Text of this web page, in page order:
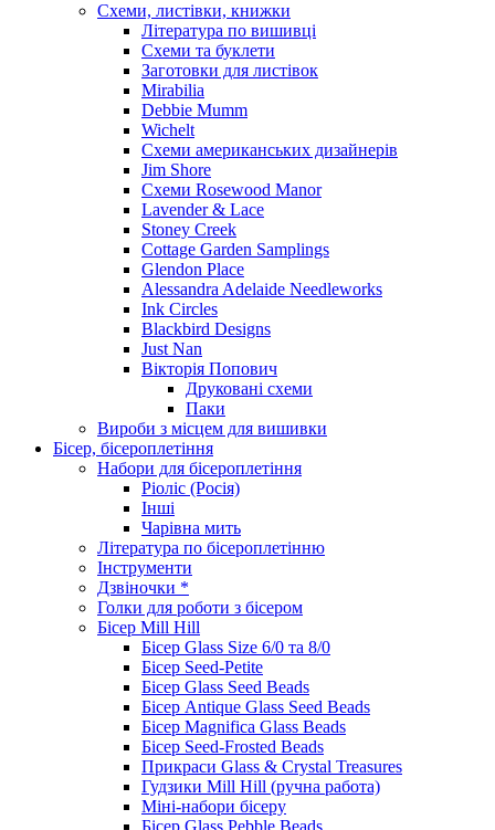
Схеми, листівки, книжки
Література по вишивці
Схеми та буклети
Заготовки для листівок
Mirabilia
Debbie Mumm
Wichelt
Схеми американських дизайнерів
Jim Shore
Cхеми Rosewood Manor
Lavender & Lace
Stoney Creek
Cottage Garden Samplings
Glendon Place
Alessandra Adelaide Needleworks
Ink Circles
Blackbird Designs
Just Nan
Вікторія Попович
Друковані схеми
Паки
Вироби з місцем для вишивки
Бісер, бісероплетіння
Набори для бісероплетіння
Ріоліс (Росія)
Інші
Чарівна мить
Література по бісероплетінню
Інструменти
Дзвіночки *
Голки для роботи з бісером
Бісер Mill Hill
Бісер Glass Size 6/0 та 8/0
Бісер Seed-Petite
Бісер Glass Seed Beads
Бісер Antique Glass Seed Beads
Бісер Magnifica Glass Beads
Бісер Seed-Frosted Beads
Прикраси Glass & Crystal Treasures
Гудзики Mill Hill (ручна работа)
Міні-набори бісеру
Бісер Glass Pebble Beads